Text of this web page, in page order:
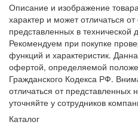
Описание и изображение
характер и может отличаться
представленных в технической
Рекомендуем при покупке
функций и характеристик.
офертой, определяемой
Гражданского Кодекса РФ.
отличаться от представленных
уточняйте у сотрудников
Каталог